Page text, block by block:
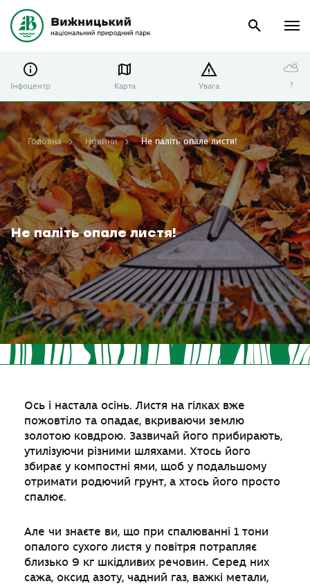
Інфоцентр Карта Увага
⛅
?
Не паліть опале листя!
Головна Новини Не паліть опале листя!
Ось і настала осінь. Листя на гілках вже
пожовтіло та опадає, вкриваючи землю
золотою ковдрою. Зазвичай його прибирають,
утилізуючи різними шляхами. Хтось його
збирає у компостні ями, щоб у подальшому
отримати родючий грунт, а хтось його просто
спалює.
Але чи знаєте ви, що при спалюванні 1 тони
опалого сухого листя у повітря потрапляє
близько 9 кг шкідливих речовин. Серед них
сажа, оксид азоту, чадний газ, важкі метали,